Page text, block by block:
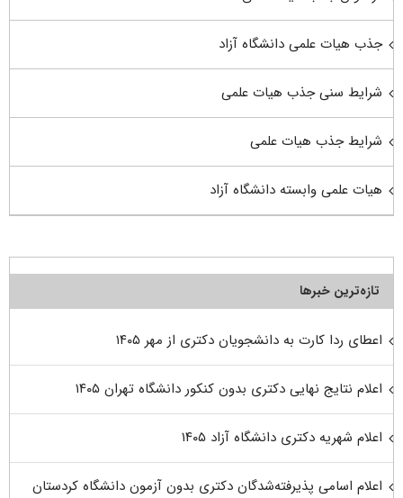
جذب هیات علمی دانشگاه آزاد
شرایط سنی جذب هیات علمی
شرایط جذب هیات علمی
هیات علمی وابسته دانشگاه آزاد
تازه‌ترین خبرها
اعطای ردا کارت به دانشجویان دکتری از مهر ۱۴۰۵
اعلام نتایج نهایی دکتری بدون کنکور دانشگاه تهران ۱۴۰۵
اعلام شهریه دکتری دانشگاه آزاد ۱۴۰۵
اعلام اسامی پذیرفته‌شدگان دکتری بدون آزمون دانشگاه کردستان